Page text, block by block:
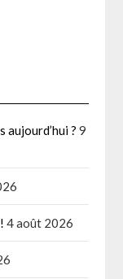
aujourd’hui ? 9
4 août 2026